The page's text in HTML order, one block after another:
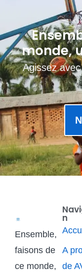
monde,
Agissez
Ensemble,
faisons de
ce monde,
n
A
de